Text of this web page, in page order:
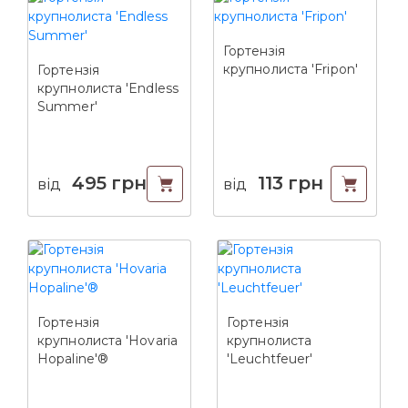
Гортензія
крупнолиста 'Endless
Summer'
від 495 грн
Гортензія
крупнолиста 'Fripon'
від 113 грн
Гортензія
крупнолиста 'Hovaria
Hopaline'®
Гортензія
крупнолиста
'Leuchtfeuer'